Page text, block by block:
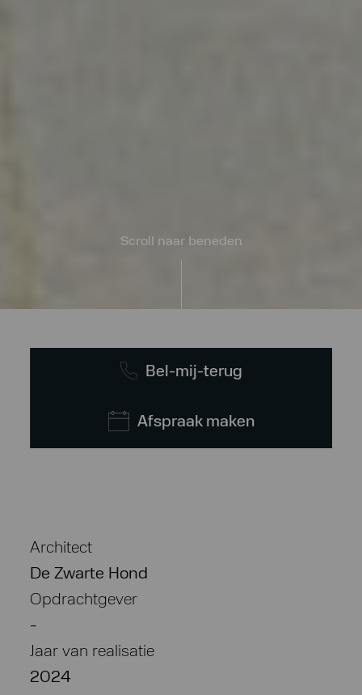
Scroll naar beneden
Bel-mij-terug
Afspraak maken
Architect
De Zwarte Hond
Opdrachtgever
-
Jaar van realisatie
2024